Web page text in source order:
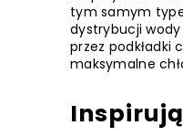
tym samym
dystrybucji wody
przez podkładki
maksymalne